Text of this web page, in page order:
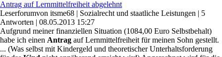
Antrag auf Lernmittelfreiheit abgelehnt
Leserforumvon itsme68 | Sozialrecht und staatliche Leistungen | 5
Antworten | 08.05.2013 15:27
Aufgrund meiner finanziellen Situation (1084,00 Euro Selbstbehalt)
habe ich einen Antrag auf Lernmittelfreiheit für meinen Sohn gestellt.
... (Was selbst mit Kindergeld und theoretischer Unterhaltsforderung